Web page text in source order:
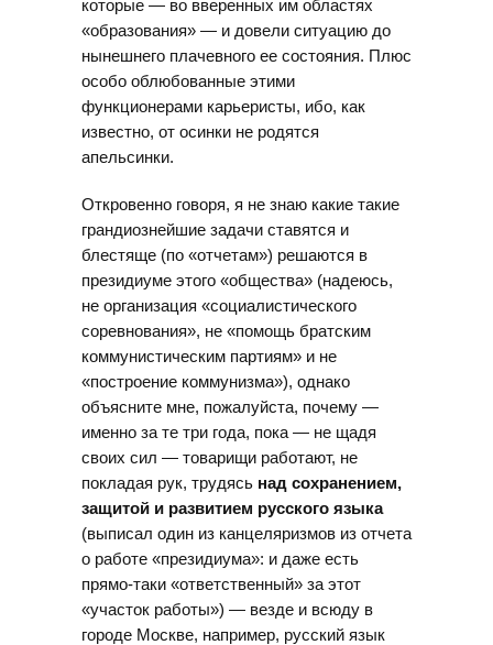
которые — во вверенных им областях
«образования» — и довели ситуацию до
нынешнего плачевного ее состояния. Плюс
особо облюбованные этими
функционерами карьеристы, ибо, как
известно, от осинки не родятся
апельсинки.
Откровенно говоря, я не знаю какие такие
грандиознейшие задачи ставятся и
блестяще (по «отчетам») решаются в
президиуме этого «общества» (надеюсь,
не организация «социалистического
соревнования», не «помощь братским
коммунистическим партиям» и не
«построение коммунизма»), однако
объясните мне, пожалуйста, почему —
именно за те три года, пока — не щадя
своих сил — товарищи работают, не
покладая рук, трудясь над сохранением,
защитой и развитием русского языка
(выписал один из канцеляризмов из отчета
о работе «президиума»: и даже есть
прямо-таки «ответственный» за этот
«участок работы») — везде и всюду в
городе Москве, например, русский язык